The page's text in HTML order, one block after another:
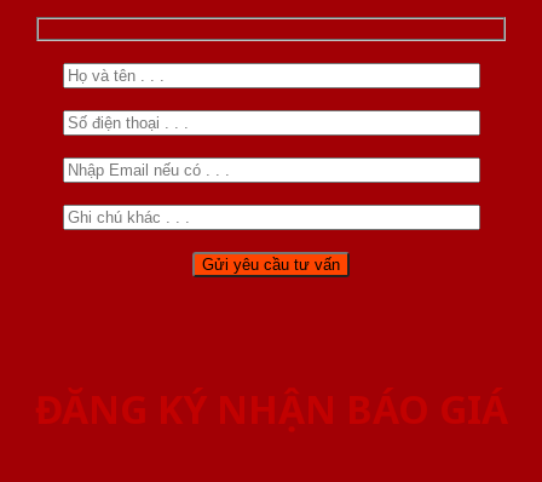
ĐĂNG KÝ NHẬN BÁO GIÁ